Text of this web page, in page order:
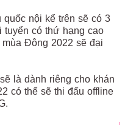
nội kể trên sẽ có 3
tuyển có thứ hạng cao
Đông 2022 sẽ đại
là dành riêng cho khán
có thể sẽ thi đấu offline